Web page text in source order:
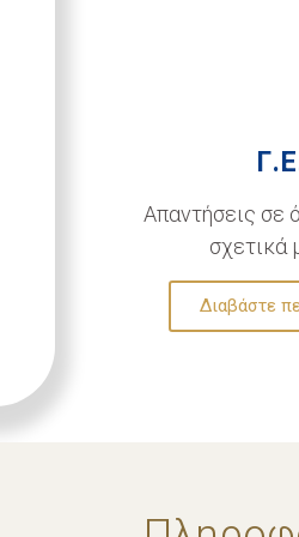
Απαντήσεις σε
σχετικά
Διαβάστε